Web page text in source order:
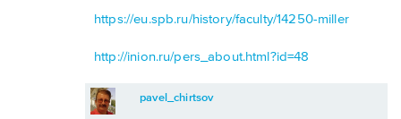
https://eu.spb.ru/history/faculty/14250-miller
http://inion.ru/pers_about.html?id=48
pavel_chirtsov